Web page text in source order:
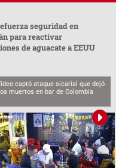
seguridad en
para reactivar
de aguacate a EEUU
captó ataque sicarial que dejó
muertos en bar de Colombia